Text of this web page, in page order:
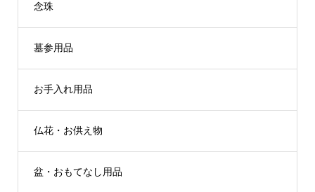
念珠
墓参用品
お手入れ用品
仏花・お供え物
盆・おもてなし用品